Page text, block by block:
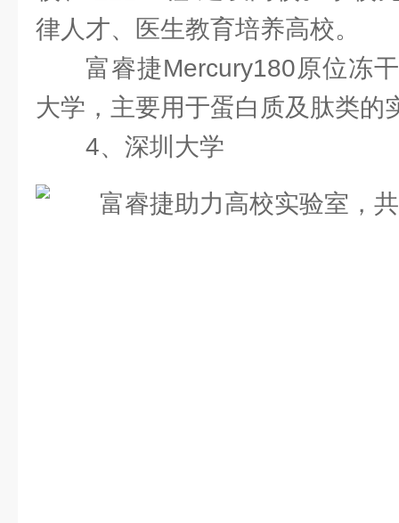
律人才、医生教育培养高校。
富睿捷Mercury180原位冻
大学，主要用于蛋白质及肽类的
4、深圳大学